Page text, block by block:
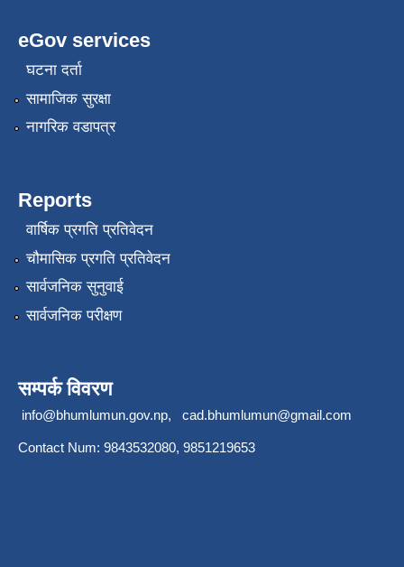
eGov services
घटना दर्ता
सामाजिक सुरक्षा
नागरिक वडापत्र
Reports
वार्षिक प्रगति प्रतिवेदन
चौमासिक प्रगति प्रतिवेदन
सार्वजनिक सुनुवाई
सार्वजनिक परीक्षण
सम्पर्क विवरण
info@bhumlumun.gov.np, cad.bhumlumun@gmail.com
Contact Num: 9843532080, 9851219653